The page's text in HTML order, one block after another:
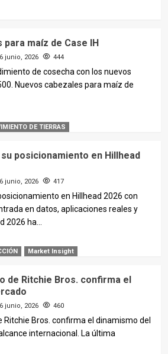
maíz de Case IH
junio, 2026 444
de cosecha con los nuevos
Nuevos cabezales para maíz de
DE TIERRAS
posicionamiento en Hillhead
junio, 2026 417
en Hillhead 2026 con
en datos, aplicaciones reales y
2026 ha...
Market Insight
de Ritchie Bros. confirma el
junio, 2026 460
Ritchie Bros. confirma el dinamismo del
internacional. La última